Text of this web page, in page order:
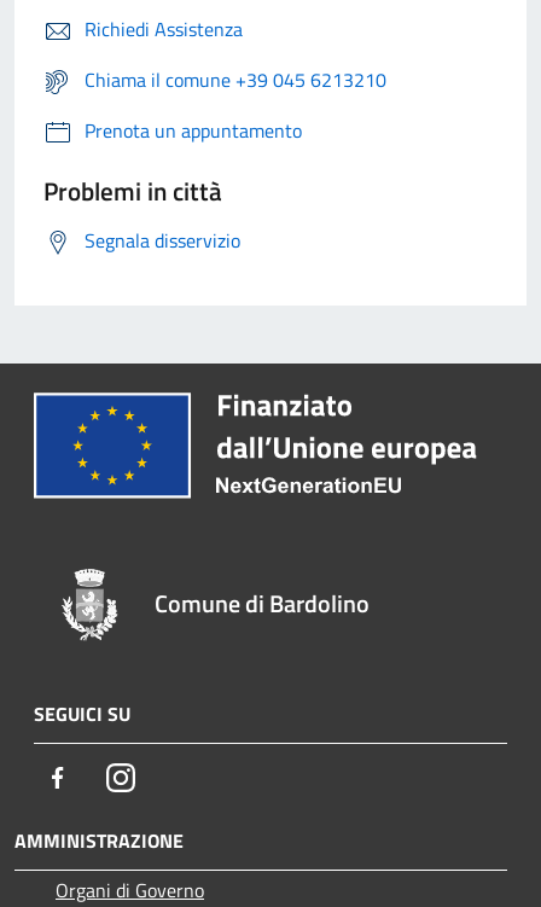
Richiedi Assistenza
Chiama il comune +39 045 6213210
Prenota un appuntamento
Problemi in città
Segnala disservizio
Comune di Bardolino
SEGUICI SU
FacebookInstagram
AMMINISTRAZIONE
Organi di Governo